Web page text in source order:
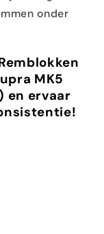
onder
MK5
en ervaar